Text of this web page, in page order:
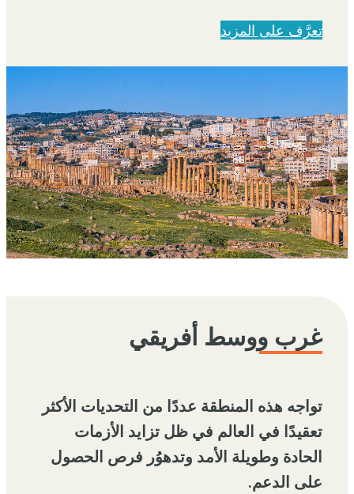
تعرَّف على المزيد
غرب ووسط أفريقي
تواجه هذه المنطقة عددًا من التحديات الأكثر
تعقيدًا في العالم في ظل تزايد الأزمات
الحادة وطويلة الأمد وتدهوُر فرص الحصول
على الدعم.